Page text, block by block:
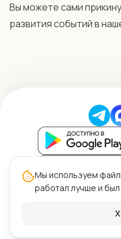
Мы используем
работал лучше и
Вы можете сами
развития событий в
Политика
© ООО